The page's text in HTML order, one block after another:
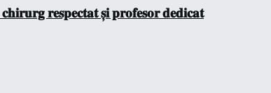
𝐫𝐞𝐬𝐩𝐞𝐜𝐭𝐚𝐭 𝐬̦𝐢 𝐩𝐫𝐨𝐟𝐞𝐬𝐨𝐫 𝐝𝐞𝐝𝐢𝐜𝐚𝐭